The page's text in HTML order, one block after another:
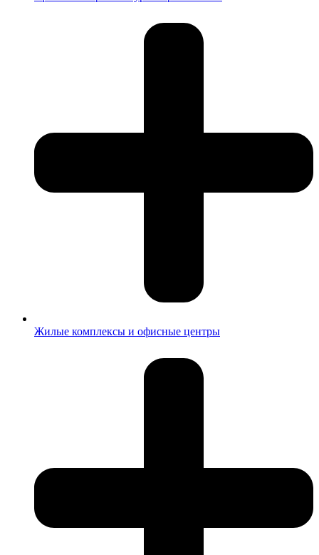
Жилые комплексы и офисные центры